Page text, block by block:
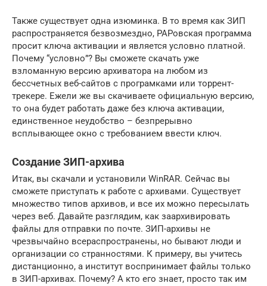
Также существует одна изюминка. В то время как ЗИП
распространяется безвозмездно, РАРовская программа
просит ключа активации и является условно платной.
Почему “условно”? Вы сможете скачать уже
взломанную версию архиватора на любом из
бессчетных веб-сайтов с програмками или торрент-
трекере. Ежели же вы скачиваете официальную версию,
то она будет работать даже без ключа активации,
единственное неудобство – безпрерывно
всплывающее окно с требованием ввести ключ.
Создание ЗИП-архива
Итак, вы скачали и установили WinRAR. Сейчас вы
сможете приступать к работе с архивами. Существует
множество типов архивов, и все их можно пересылать
через веб. Давайте разглядим, как заархивировать
файлы для отправки по почте. ЗИП-архивы не
чрезвычайно всераспространены, но бывают люди и
организации со странностями. К примеру, вы учитесь
дистанционно, а институт воспринимает файлы только
в ЗИП-архивах. Почему? А кто его знает, просто так им